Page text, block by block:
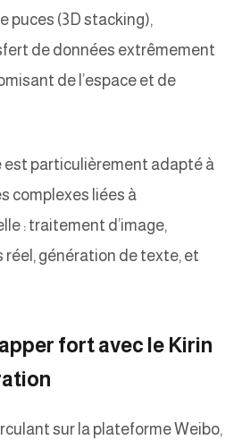
puces (3D stacking),
de données extrêmement
de l’espace et de
est particulièrement adapté à
complexes liées à
: traitement d’image,
génération de texte, et
fort avec le Kirin
sur la plateforme Weibo,